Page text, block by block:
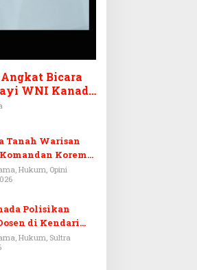
Bicara
WNI Kanada
Miliar
Tanah Warisan
Korem
Warisan
Pemerasan
Hukum, Opini
Polisikan
di Kendari
Puluhan Miliar
Hukum, Sultra